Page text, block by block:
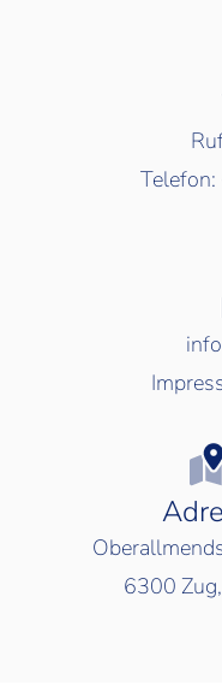
Telefon:
6300